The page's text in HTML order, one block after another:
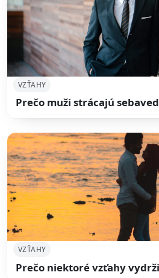
VZŤAHY
Prečo muži strácajú
VZŤAHY
Prečo niektoré vzťahy